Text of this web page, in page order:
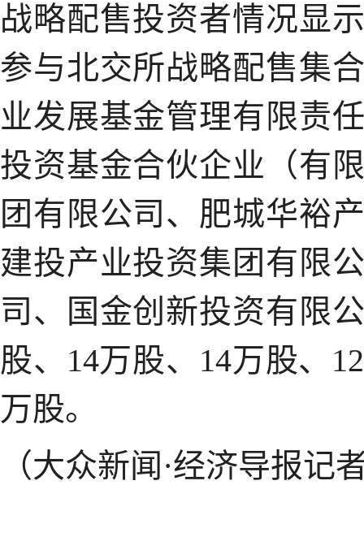
战略配售投资者情况显
参与北交所战略配售集
业发展基金管理有限责
投资基金合伙企业（有
团有限公司、肥城华裕
建投产业投资集团有限
司、国金创新投资有限
股、14万股、14万股、
万股。
（大众新闻·经济导报记